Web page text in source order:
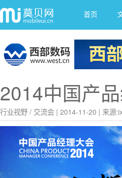
首页
2014中国产
行业视野/ 交流会 | 2014-11-20 | 来源: